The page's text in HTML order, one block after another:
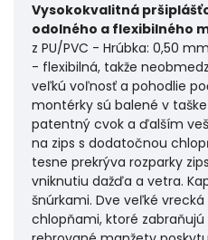
Vysokokvalitná
odolného a flexibilného
z PU/PVC - Hrúbka: 0,50
- flexibilná, takže
veľkú voľnosť a pohodlie
montérky sú balené v
patentný cvok a ďalším
na zips s dodatočnou
tesne prekrýva rozparky
vniknutiu dažďa a vetra.
šnúrkami. Dve veľké
chlopňami, ktoré